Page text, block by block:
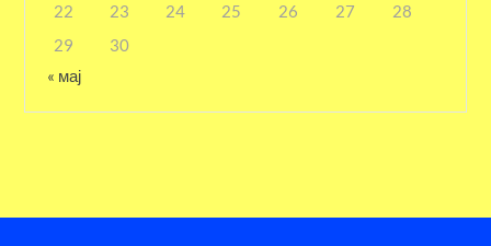
22
23 24 25 26 27
28
29
30
« мај